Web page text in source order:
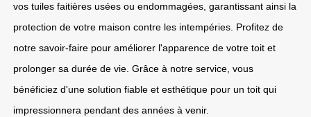
vos tuiles faitières usées ou endommagées, garantissant ainsi la
protection de votre maison contre les intempéries. Profitez de
notre savoir-faire pour améliorer l'apparence de votre toit et
prolonger sa durée de vie. Grâce à notre service, vous
bénéficiez d'une solution fiable et esthétique pour un toit qui
impressionnera pendant des années à venir.